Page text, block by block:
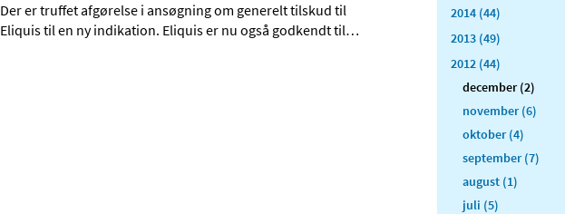
Der er truffet afgørelse i ansøgning om generelt tilskud til
Eliquis til en ny indikation. Eliquis er nu også godkendt til…
2014 (44)
2013 (49)
2012 (44)
december (2)
november (6)
oktober (4)
september (7)
august (1)
juli (5)